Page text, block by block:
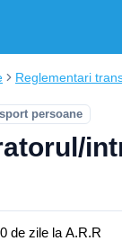
Reglementari
persoane
de zile la A.R.R